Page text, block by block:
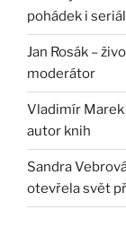
pohádek i
Jan Rosák –
moderátor
Vladimír
autor knih
Sandra
otevřela svět